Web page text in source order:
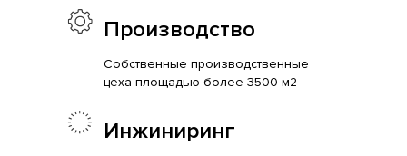
Производство
Собственные производственные
цеха площадью более 3500 м2
Инжиниринг